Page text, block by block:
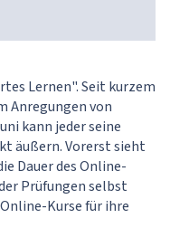
Lernen". Seit kurzem
Anregungen von
kann jeder seine
äußern. Vorerst sieht
Dauer des Online-
Prüfungen selbst
Kurse für ihre